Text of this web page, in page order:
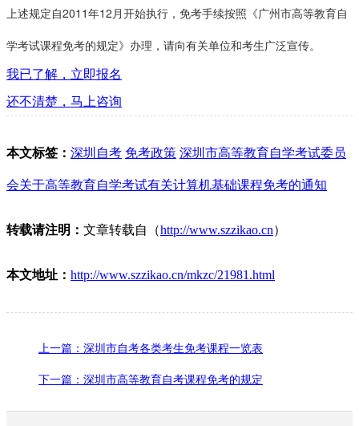
上述规定自2011年12月开始执行，免考手续按照《广州市高等教育自
学考试课程免考的规定》办理，请向有关单位和考生广泛宣传。
我已了解，立即报名
还不清楚，马上咨询
本文标签： 深圳自考 免考政策 深圳市高等教育自学考试委员
会关于高等教育自学考试有关计算机基础课程免考的通知
转载请注明： 文章转载自（http://www.szzikao.cn）
本文地址： http://www.szzikao.cn/mkzc/21981.html
上一篇：深圳市自考各类考生免考课程一览表
下一篇：深圳市高等教育自考课程免考的规定